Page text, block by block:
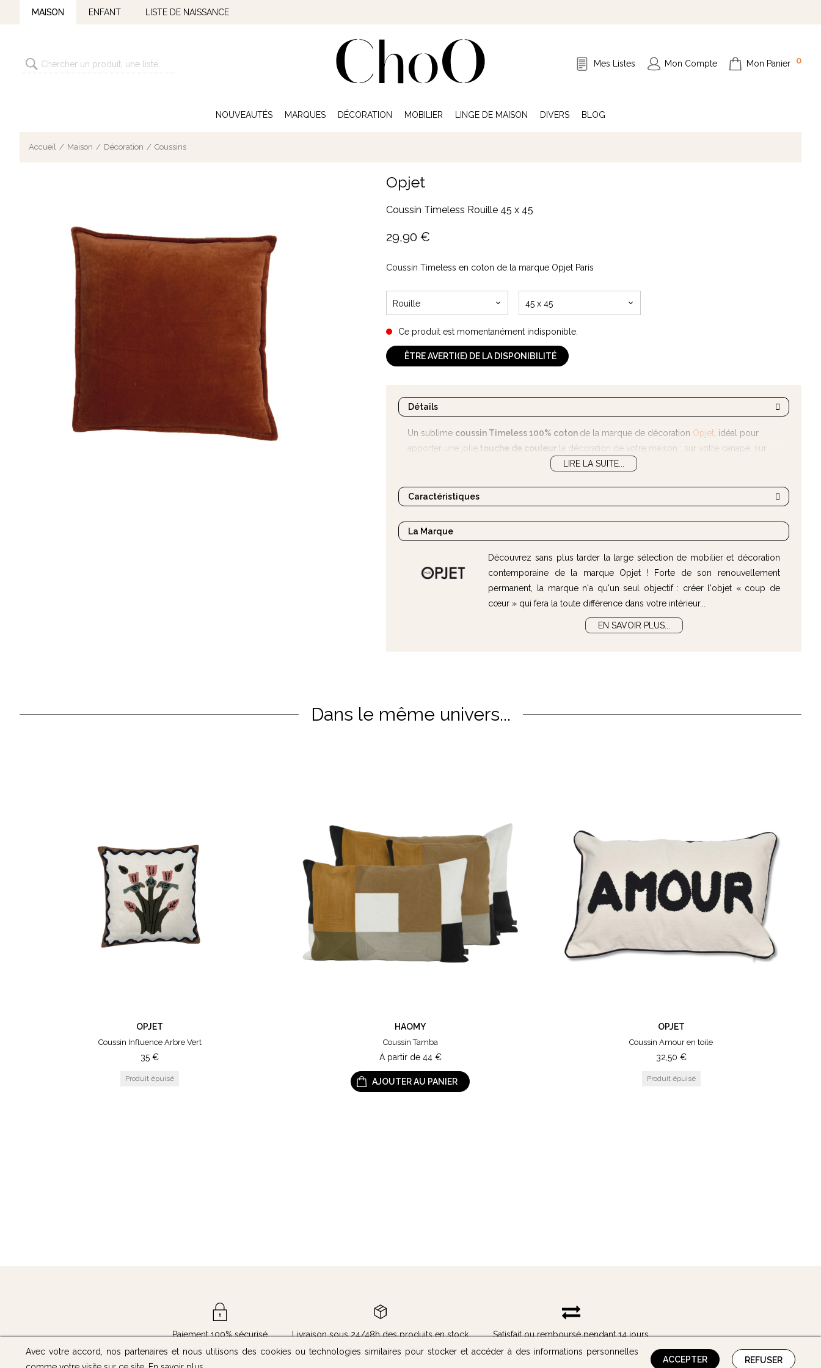
MAISON ENFANT LISTE DE NAISSANCE
Mes Listes Mon Compte Mon Panier 0
NOUVEAUTÉS MARQUES DÉCORATION MOBILIER LINGE DE MAISON DIVERS BLOG
Accueil Maison Décoration Coussins
Opjet
Coussin Timeless Rouille 45 x 45
29,90 €
Coussin Timeless en coton de la marque Opjet Paris
Rouille 45 x 45
Ce produit est momentanément indisponible.
ÊTRE AVERTI(E) DE LA DISPONIBILITÉ
Détails
Un sublime coussin Timeless 100% coton de la marque de décoration Opjet , idéal pour
apporter une jolie touche de couleur la décoration de votre maison : sur votre canapé, sur
votre banc de cuisine ou encore sur votre lit...LIRE LA SUITE...
Caractéristiques
La Marque
Découvrez sans plus tarder la large sélection de mobilier et décoration
contemporaine de la marque Opjet ! Forte de son renouvellement
permanent, la marque n'a qu'un seul objectif : créer l'objet « coup de
cœur » qui fera la toute différence dans votre intérieur...
EN SAVOIR PLUS...
Dans le même univers...
OPJET
Coussin Influence Arbre Vert
35 €
HAOMY
Coussin Tamba
À partir de 44 €
AJOUTER AU PANIER
OPJET
Coussin Amour en toile
32,50 €
Paiement 100% sécurisé Livraison sous 24/48h des produits en stock
Satisfait ou remboursé pendant 14 jours
Avec votre accord, nos partenaires et nous utilisons des cookies ou technologies similaires pour stocker et accéder à des informations personnelles
ACCEPTER REFUSER